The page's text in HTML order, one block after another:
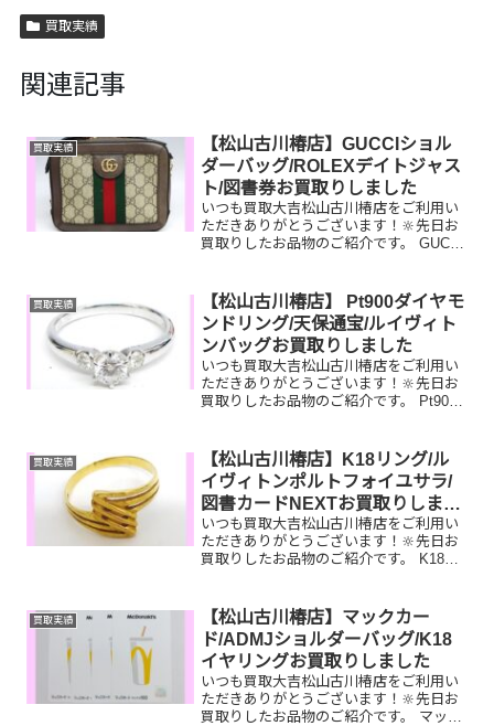
買取実績
関連記事
買取実績
【松山古川椿店】GUCCIショル
ダーバッグ/ROLEXデイトジャス
ト/図書券お買取りしました
いつも買取大吉松山古川椿店をご利用い
ただきありがとうございます！🔆先日お
買取りしたお品物のご紹介です。 GUCCI
いませんか？ぜひ買取大吉松山古川椿店
にお査定させ...
買取実績
【松山古川椿店】 Pt900ダイヤモ
ンドリング/天保通宝/ルイヴィト
ンバッグお買取りしました
いつも買取大吉松山古川椿店をご利用い
ただきありがとうございます！🔆先日お
買取りしたお品物のご紹介です。 Pt900
品物はございませんか？ぜひ買取大吉松
山古川椿店にお査...
買取実績
【松山古川椿店】K18リング/ル
イヴィトンポルトフォイユサラ/
図書カードNEXTお買取りしまし
た
いつも買取大吉松山古川椿店をご利用い
ただきありがとうございます！🔆先日お
買取りしたお品物のご紹介です。 K18リ
物はございませんか？ぜひ買取大吉松山
古川椿店にお査定...
買取実績
【松山古川椿店】マックカー
ド/ADMJショルダーバッグ/K18
イヤリングお買取りしました
いつも買取大吉松山古川椿店をご利用い
ただきありがとうございます！🔆先日お
買取りしたお品物のご紹介です。 マック